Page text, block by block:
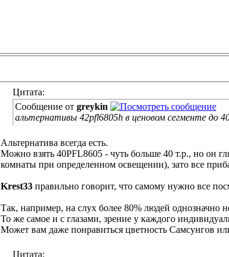
Цитата:
Сообщение от greykin
альтернативы 42pfl6805h в ценовом сегменте до
Альтернатива всегда есть.
Можно взять 40PFL8605 - чуть больше 40 т.р., но он
комнаты при определенном освещении), зато все
Krest33правильно говорит, что самому нужно все
Так, например, на слух более 80% людей однозначно
То же самое и с глазами, зрение у каждого
Может вам даже понравиться цветность Самсунгов
Цитата: